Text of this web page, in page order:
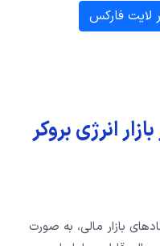
لایت فارکس
انرژی بروکر
بازار مالی، به صورت